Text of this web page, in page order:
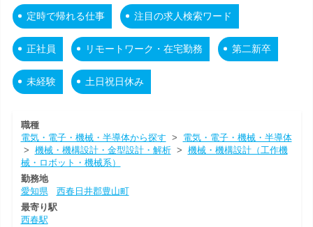
定時で帰れる仕事 注目の求人検索ワード
正社員 リモートワーク・在宅勤務 第二新卒
未経験 土日祝日休み
職種
電気・電子・機械・半導体から探す > 電気・電子・機械・半導体
> 機械・機構設計・金型設計・解析> 機械・機構設計（工作機
械・ロボット・機械系）
勤務地
愛知県
西春日井郡豊山町
最寄り駅
西春駅